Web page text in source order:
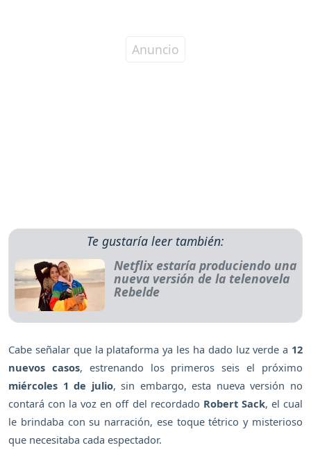
Te gustaría leer también:
Netflix estaría produciendo una
nueva versión de la telenovela
Rebelde
Cabe señalar que la plataforma ya les ha dado luz verde a 12
nuevos casos, estrenando los primeros seis el próximo
miércoles 1 de julio, sin embargo, esta nueva versión no
contará con la voz en off del recordado Robert Sack, el cual
le brindaba con su narración, ese toque tétrico y misterioso
que necesitaba cada espectador.